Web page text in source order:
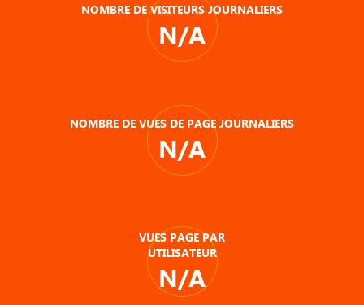
NOMBRE DE VISITEURS JOURNALIERS
N/A
NOMBRE DE VUES DE PAGE JOURNALIERS
N/A
VUES PAGE PAR
UTILISATEUR
N/A